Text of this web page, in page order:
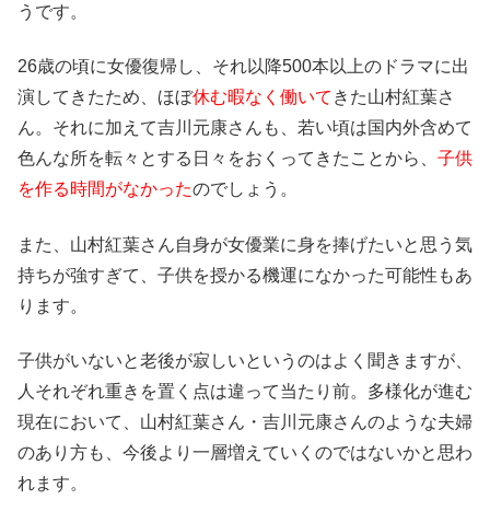
うです。
26歳の頃に女優復帰し、それ以降500本以上のドラマに出
演してきたため、ほぼ休む暇なく働いて きた山村紅葉さ
ん。それに加えて吉川元康さんも、若い頃は国内外含めて
色んな所を転々とする日々をおくってきたことから、 子供
を作る時間がなかったのでしょう。
また、山村紅葉さん自身が女優業に身を捧げたいと思う気
持ちが強すぎて、子供を授かる機運になかった可能性もあ
ります。
子供がいないと老後が寂しいというのはよく聞きますが、
人それぞれ重きを置く点は違って当たり前。多様化が進む
現在において、山村紅葉さん・吉川元康さんのような夫婦
のあり方も、今後より一層増えていくのではないかと思わ
れます。